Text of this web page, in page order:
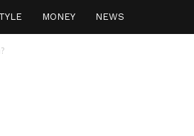
MONEY NEWS